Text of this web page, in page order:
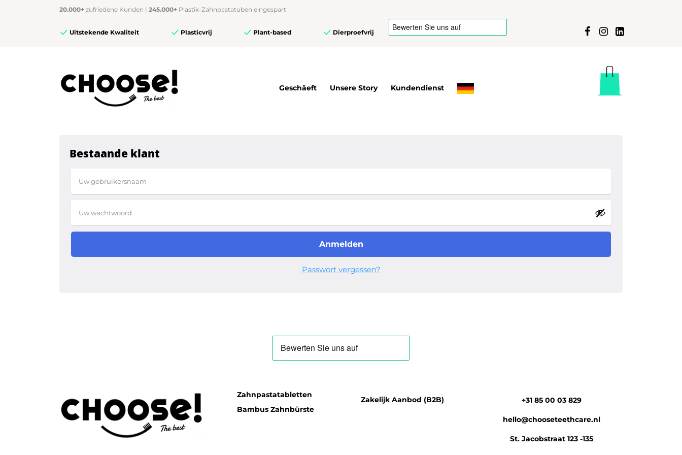
20.000+ zufriedene Kunden | 245.000+ Plastik-Zahnpastatuben eingespart
Uitstekende Kwaliteit Plasticvrij Plant-based Dierproefvrij
Geschäeft Unsere Story Kundendienst
Bestaande klant
Anmelden
Passwort vergessen?
Zahnpastatabletten
Bambus Zahnbürste
Zakelijk Aanbod (B2B) +31 85 00 03 829
hello@chooseteethcare.nl
St. Jacobstraat 123 -135